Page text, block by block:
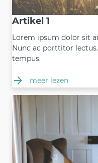
Artikel 1
Lorem ipsum dolor sit
Nunc ac porttitor
tempus.
meer lezen